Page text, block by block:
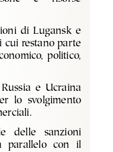
di Lugansk e
cui restano parte
politico,
e Ucraina
lo svolgimento
delle sanzioni
parallelo con il